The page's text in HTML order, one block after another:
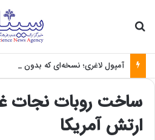
آمپول لاغری؛ نسخه‌ای که بدون
ساخت روبات نجات
ارتش آمریکا